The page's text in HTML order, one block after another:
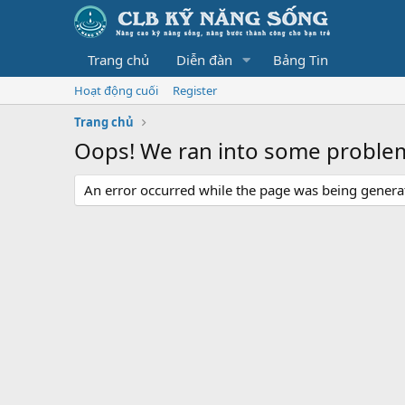
Trang chủ Diễn đàn Bảng Tin
Hoạt động cuối
Register
Trang chủ
Oops! We ran into some
An error occurred while the page was being